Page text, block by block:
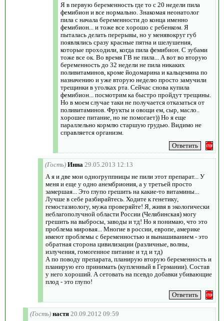
Я в первую беременность где то с 20 недели пила
фемибион и все нормально. Знакомая неонатолог
пила с начала беременности до конца именно
фемибион... и тоже все хорошо с ребенком. Я
пыталась делать перерывы, но у менявокруг губ
появлялись сразу красные пятна и шелушения,
которые проходили, когда пила фемибион. С зубами
тоже все ок. Во время ГВ не пила... А вот во вторую
беременность до 32 недели не пила никаких
поливитаминов, кроме йодомарина и кальцемина по
назначению и уже вторую неделю просто замучили
трещинки в уголках рта. Сейчас снова купила
фемибион... посмотрим ка быстро пройдут трещины.
Но в моем случае таки не получается отказаться от
поливитаминов. Фрукты и овощи ем, сыр, масло..
хорошее питание, но не помогает)) Но я еще
параллельно кормлю старшую грудью. Видимо не
справляется организм.
(Гость) Инна 29.05.2013 12:13
А я и две мои одногруппницы не пили этот препарат... У
меня и еще у одно анембриония, а у третьей просто
замершая... Это глупо грешить на какие-то витамины...
Лучше в себе разбирайтесь. Ходите к генетику,
гемостазиологу, мужа проверяйте! Я, живя в экологически
неблагополучной области России (Челябинская) могу
грешить на выбросы, заводы и тд! Но я понимаю, что это
проблема мировая... Многие в россии, европе, америке
имеют проблемы с беременностью и вынашиванием - это
обратная сторона цивилизации (различные, волны,
излучения, гомогенное питание и тд и тд)
А по поводу препарата, планирую вторую беременность и
планирую его принимать (купленный в Германии). Состав
у него хороший. А сетовать на псевдо добавки убивающие
плод - это глупо!
(Гость) настя 20.09.2012 09:59